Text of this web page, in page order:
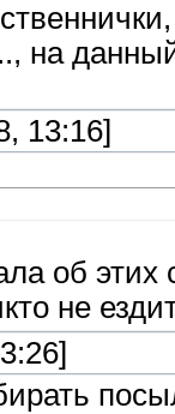
на
13:16]
об этих
не